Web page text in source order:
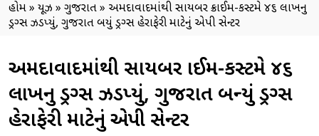
હોમ» ન્યૂઝ » ગુજરાત» અમદાવાદમાંથી સાયબર ક્રાઈમ-કસ્ટમે ૪૬ લાખનુ
ડ્રગ્સ ઝડપ્યું, ગુજરાત બન્યું ડ્રગ્સ હેરાફેરી માટેનું એપી સેન્ટર
અમદાવાદમાંથી સાયબર ક્રાઈમ-કસ્ટમે ૪૬
લાખનુ ડ્રગ્સ ઝડપ્યું, ગુજરાત બન્યું ડ્રગ્સ
હેરાફેરી માટેનું એપી સેન્ટર